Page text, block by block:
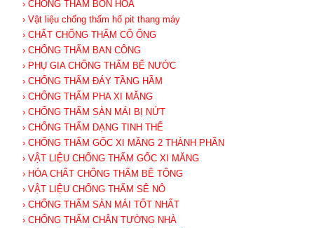
› CHỐNG THẤM BỒN HOA
› Vật liệu chống thấm hố pit thang máy
› CHẤT CHỐNG THẤM CỔ ỐNG
› CHỐNG THẤM BAN CÔNG
› PHỤ GIA CHỐNG THẤM BỂ NƯỚC
› CHỐNG THẤM ĐÁY TẦNG HẦM
› CHỐNG THẤM PHA XI MĂNG
› CHỐNG THẤM SÀN MÁI BỊ NỨT
› CHỐNG THẤM DẠNG TINH THỂ
› CHỐNG THẤM GỐC XI MĂNG 2 THÀNH PHẦN
› VẬT LIỆU CHỐNG THẤM GỐC XI MĂNG
› HÓA CHẤT CHỐNG THẤM BÊ TÔNG
› VẬT LIỆU CHỐNG THẤM SÊ NÔ
› CHỐNG THẤM SÀN MÁI TỐT NHẤT
› CHỐNG THẤM CHÂN TƯỜNG NHÀ